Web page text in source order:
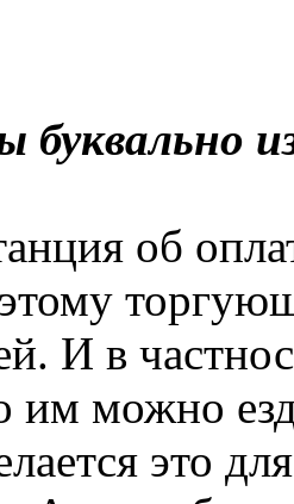
буквально
об
И в
им можно
это